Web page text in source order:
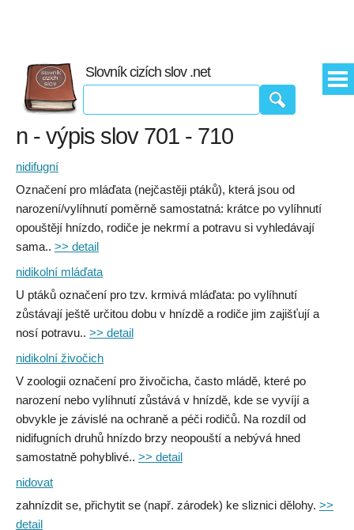
Slovník cizích slov .net
n - výpis slov 701 - 710
nidifugní
Označení pro mláďata (nejčastěji ptáků), která jsou od
narození/vylíhnutí poměrně samostatná: krátce po vylíhnutí
opouštějí hnízdo, rodiče je nekrmí a potravu si vyhledávají
sama.. >> detail
nidikolní mláďata
U ptáků označení pro tzv. krmivá mláďata: po vylíhnutí
zůstávají ještě určitou dobu v hnízdě a rodiče jim zajišťují a
nosí potravu.. >> detail
nidikolní živočich
V zoologii označení pro živočicha, často mládě, které po
narození nebo vylíhnutí zůstává v hnízdě, kde se vyvíjí a
obvykle je závislé na ochraně a péči rodičů. Na rozdíl od
nidifugních druhů hnízdo brzy neopouští a nebývá hned
samostatně pohyblivé.. >> detail
nidovat
zahnízdit se, přichytit se (např. zárodek) ke sliznici dělohy. >>
detail